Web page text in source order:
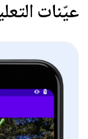
عيّنات